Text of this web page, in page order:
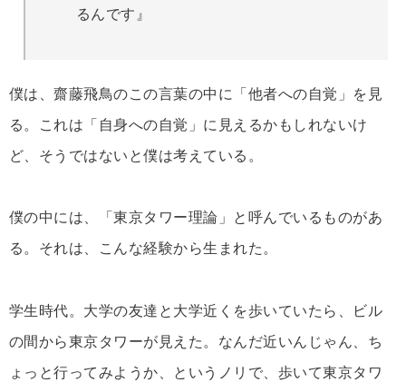
るんです』
僕は、齋藤飛鳥のこの言葉の中に「他者への自覚」を見
る。これは「自身への自覚」に見えるかもしれないけ
ど、そうではないと僕は考えている。
僕の中には、「東京タワー理論」と呼んでいるものがあ
る。それは、こんな経験から生まれた。
学生時代。大学の友達と大学近くを歩いていたら、ビル
の間から東京タワーが見えた。なんだ近いんじゃん、ち
ょっと行ってみようか、というノリで、歩いて東京タワ